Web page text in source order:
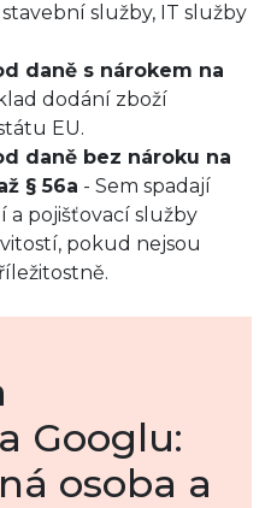
služby, IT služby
daně s nárokem na
dodání zboží
EU.
daně bez nároku na
§ 56a - Sem spadají
a pojišťovací služby
pokud nejsou
Googlu:
osoba a